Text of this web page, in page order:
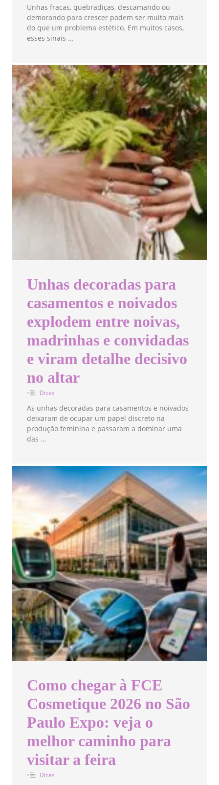
Unhas fracas, quebradiças, descamando ou
demorando para crescer podem ser muito mais
do que um problema estético. Em muitos casos,
esses sinais …
Unhas decoradas para
casamentos e noivados
explodem entre noivas,
madrinhas e convidadas
e viram detalhe decisivo
no altar
• Dicas
As unhas decoradas para casamentos e noivados
deixaram de ocupar um papel discreto na
produção feminina e passaram a dominar uma
das …
Como chegar à FCE
Cosmetique 2026 no São
Paulo Expo: veja o
melhor caminho para
visitar a feira
• Dicas